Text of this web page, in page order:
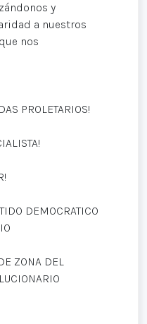
y
a nuestros
nos
PROLETARIOS!
DEMOCRATICO
ZONA DEL